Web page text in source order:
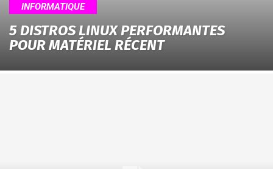
INFORMATIQUE
5 DISTROS LINUX PERFORMANTES
POUR MATÉRIEL RÉCENT